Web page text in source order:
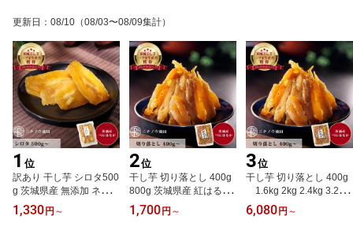
更新日 ： 08/10 （08/03〜08/09集計）
1 位
訳あり 干し芋 シロタ500
g 茨城県産 無添加 ネコポ
ス おやつ わけあり 規格
外品 500g 1kg 干しいも
1,330 円 ～
2位
干し芋 切り落とし 400g
800g 茨城県産 紅はるか
訳あり 無添加 無着色 添
加物不使用 おやつ わけ
1,700 円 ～
3位
干し芋 切り落とし 400g
1.6kg 2kg 2.4kg 3.2kg
4kg 茨城県産 紅はるか
訳あり 無添加 無着色 添
6,080 円 ～